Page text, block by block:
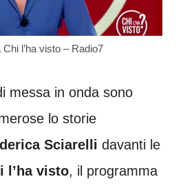
l’ha visto – Radio7
messa in onda sono
lo storie
Sciarelli davanti le
l’ha visto, il programma